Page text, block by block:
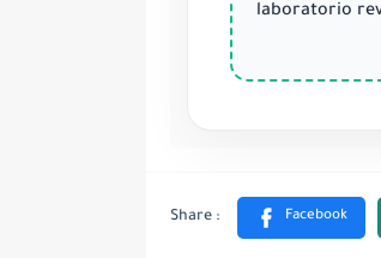
laboratorio